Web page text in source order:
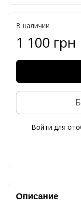
В наличии
1 100 грн
Войти для
Описание